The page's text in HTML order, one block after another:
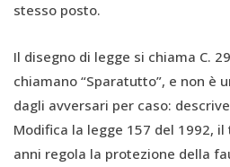
stesso posto.
Il disegno di legge si chiama C.
chiamano “Sparatutto”, e non è
dagli avversari per caso:
Modifica la legge 157 del 1992,
anni regola la protezione della